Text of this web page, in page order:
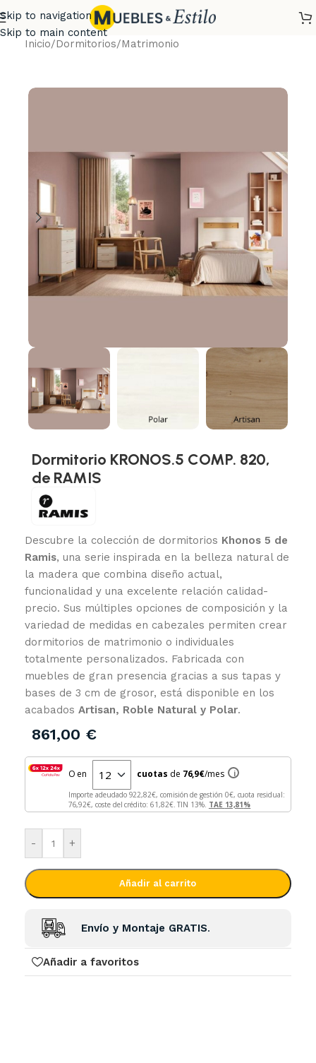
Skip to navigation
Skip to main content
Inicio/Dormitorios/Matrimonio
Dormitorio KRONOS.5 COMP. 820,
de RAMIS
Descubre la colección de dormitorios Khonos 5 de
Ramis, una serie inspirada en la belleza natural de
la madera que combina diseño actual,
funcionalidad y una excelente relación calidad-
precio. Sus múltiples opciones de composición y la
variedad de medidas en cabezales permiten crear
dormitorios de matrimonio o individuales
totalmente personalizados. Fabricada con
muebles de gran presencia gracias a sus tapas y
bases de 3 cm de grosor, está disponible en los
acabados Artisan, Roble Natural y Polar.
861,00 €
O en cuotas de 76,9€/mes i
Importe adeudado 922,82 €, comisión de gestión 0
€, cuota residual:
76,92
€, coste del crédito: 61,82€. TIN 13%. TAE 13,81%
- +
Añadir al carrito
Envío y Montaje GRATIS.
Añadir a favoritos